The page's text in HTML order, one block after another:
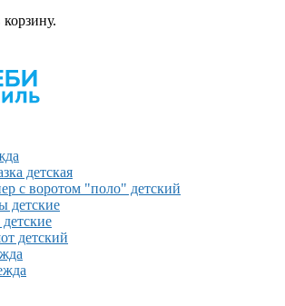
детская
с воротом "поло" детский
детские
детский